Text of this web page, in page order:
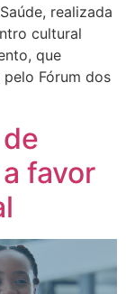
realizada
cultural
que
Fórum dos
favor